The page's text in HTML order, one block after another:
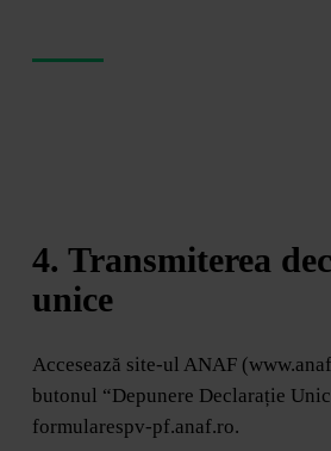
4. Transmiterea
unice
Accesează site-ul ANAF
butonul “Depunere Declarație
formularespv-pf.anaf.ro.